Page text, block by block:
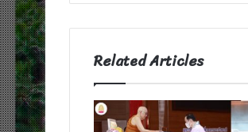
e
Related Articles